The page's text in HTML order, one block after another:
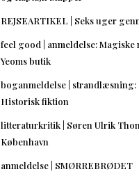
REJSEARTIKEL | Seks uger
feel good | anmeldelse:
Yeoms butik
boganmeldelse | strandlæsning:
Historisk fiktion
litteraturkritik | Søren Ulrik
København
anmeldelse | SMØRREBRØDET